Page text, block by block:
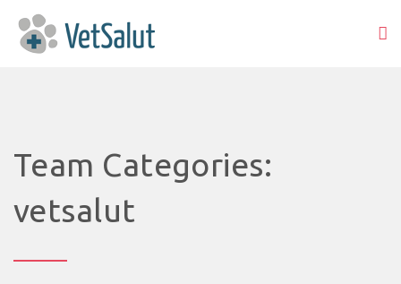
Team Categories:
vetsalut